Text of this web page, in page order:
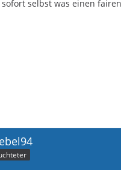
selbst was einen